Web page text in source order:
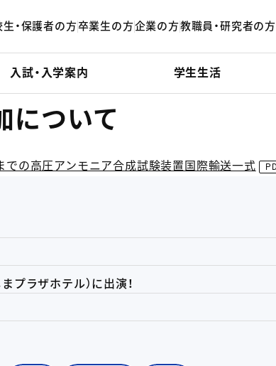
・保護者の方卒業生の方企業の方教職員・研究者の方
入試・入学案内 学生生活
について
での高圧アンモニア合成試験装置国際輸送一式
プラザホテル）に出演！